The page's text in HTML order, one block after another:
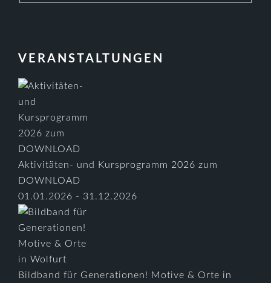
VERANSTALTUNGEN
Aktivitäten- und Kursprogramm 2026 zum
DOWNLOAD
01.01.2026 - 31.12.2026
Bildband für Generationen! Motive & Orte in